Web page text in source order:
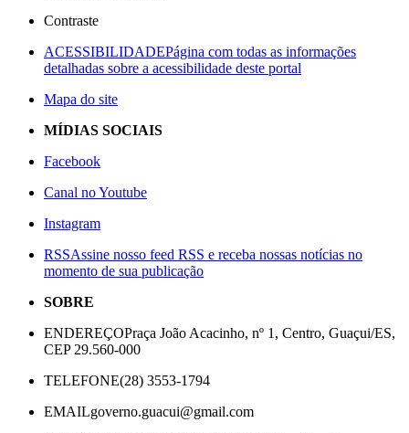
Contraste
ACESSIBILIDADEPágina com todas as informações
detalhadas sobre a acessibilidade deste portal
Mapa do site
MÍDIAS SOCIAIS
Facebook
Canal no Youtube
Instagram
RSSAssine nosso feed RSS e receba nossas notícias no
momento de sua publicação
SOBRE
ENDEREÇOPraça João Acacinho, nº 1, Centro, Guaçui/ES,
CEP 29.560-000
TELEFONE(28) 3553-1794
EMAILgoverno.guacui@gmail.com